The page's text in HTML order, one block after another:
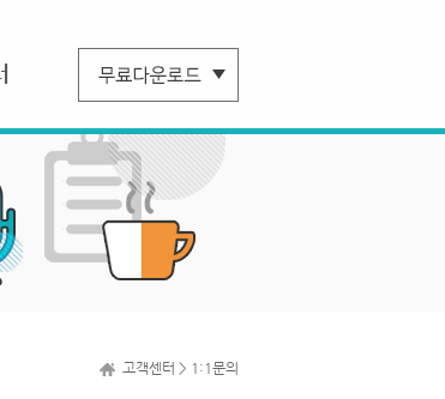
고객센터 > 1:1문의